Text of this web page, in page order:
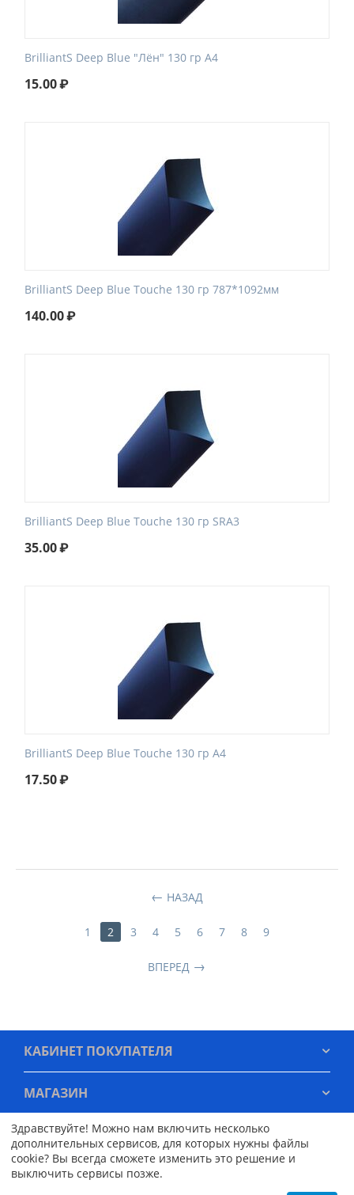
BrilliantS Deep Blue "Лён" 130 гр А4
15.00₽
BrilliantS Deep Blue Touche 130 гр 787*1092мм
140.00₽
BrilliantS Deep Blue Touche 130 гр SRA3
35.00₽
BrilliantS Deep Blue Touche 130 гр А4
17.50₽
НАЗАД
1 2 3 4 5 6 7 8 9
ВПЕРЕД
КАБИНЕТ ПОКУПАТЕЛЯ
МАГАЗИН
ОФОРМЛЕНИЕ ЗАКАЗА
КОНТАКТЫ
Здравствуйте! Можно нам включить несколько
дополнительных сервисов, для которых нужны файлы
cookie? Вы всегда сможете изменить это решение и
выключить сервисы позже.